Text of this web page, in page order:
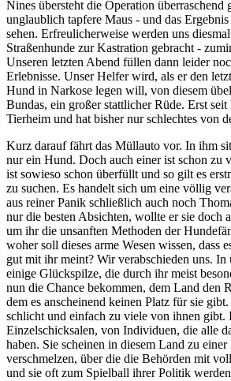
Nines übersteht die Operation überraschend
unglaublich tapfere Maus - und das
sehen. Erfreulicherweise werden uns
Straßenhunde zur Kastration gebracht -
Unseren letzten Abend füllen dann leider
Erlebnisse. Unser Helfer wird, als er den
Hund in Narkose legen will, von diesem
Bundas, ein großer stattlicher Rüde. Erst
Tierheim und hat bisher nur schlechtes von
Kurz darauf fährt das Müllauto vor. In ihm
nur ein Hund. Doch auch einer ist schon zu
ist sowieso schon überfüllt und so gilt es
zu suchen. Es handelt sich um eine völlig
aus reiner Panik schließlich auch noch
nur die besten Absichten, wollte er sie doch
um ihr die unsanften Methoden der
woher soll dieses arme Wesen wissen, dass
gut mit ihr meint? Wir verabschieden uns. In
einige Glückspilze, die durch ihr meist
nun die Chance bekommen, dem Land den
dem es anscheinend keinen Platz für sie
schlicht und einfach zu viele von ihnen gibt.
Einzelschicksalen, von Individuen, die alle
haben. Sie scheinen in diesem Land zu einer
verschmelzen, über die die Behörden mit
und sie oft zum Spielball ihrer Politik werden